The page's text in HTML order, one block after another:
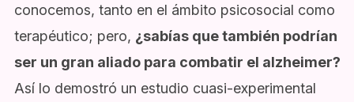
conocemos, tanto en el ámbito psicosocial como
terapéutico; pero, ¿sabías que también podrían
ser un gran aliado para combatir el alzheimer?
Así lo demostró un estudio cuasi-experimental